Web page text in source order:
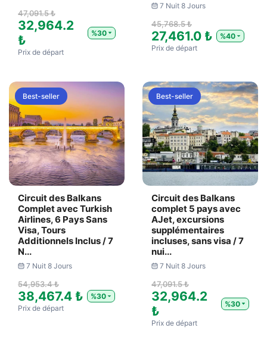
47,091.5 ₺
32,964.2
₺
%30
Prix ​​de départ
7 Nuit 8 Jours
45,768.5 ₺
27,461.0 ₺
%40
Prix ​​de départ
Best-seller
Circuit des Balkans
Complet avec Turkish
Airlines, 6 Pays Sans
Visa, Tours
Additionnels Inclus / 7
N...
7 Nuit 8 Jours
54,953.4 ₺
38,467.4 ₺
%30
Prix ​​de départ
Best-seller
Circuit des Balkans
complet 5 pays avec
AJet, excursions
supplémentaires
incluses, sans visa / 7
nui...
7 Nuit 8 Jours
47,091.5 ₺
32,964.2
₺
%30
Prix ​​de départ